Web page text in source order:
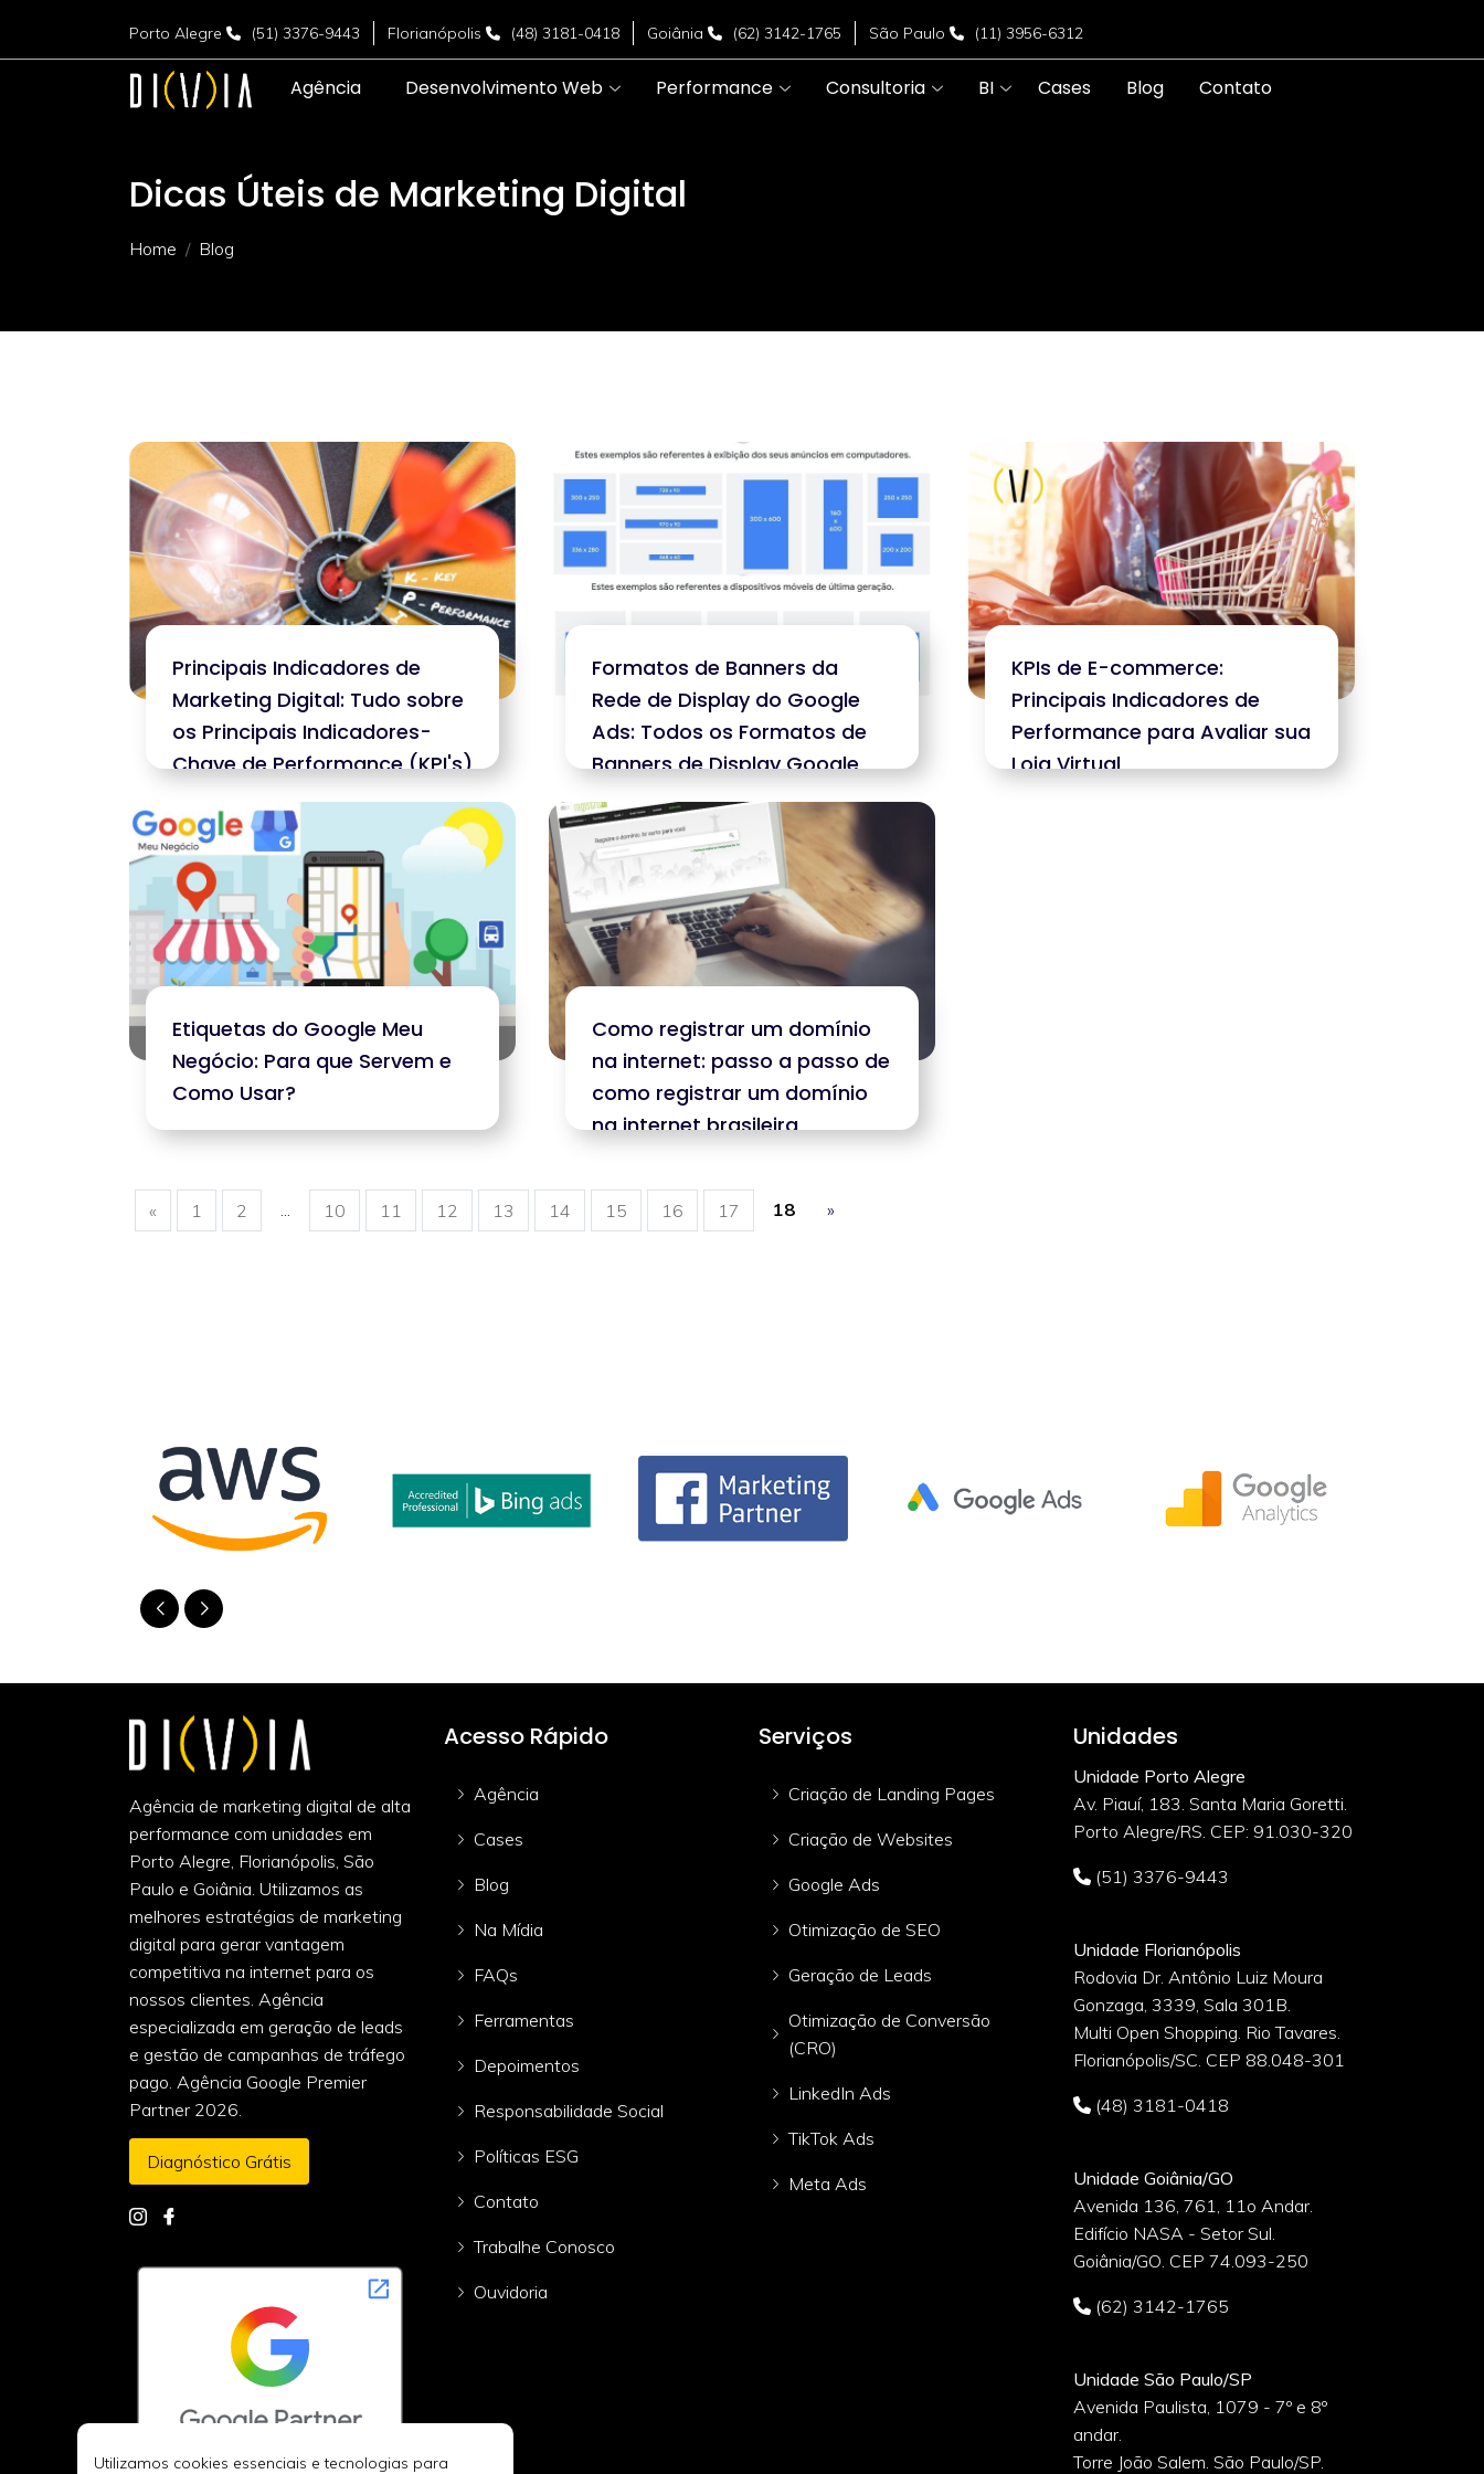
Porto Alegre (51) 3376-9443 Florianópolis (48) 3181-0418 Goiânia (62) 3142-1765 São Paulo (11) 3956-6312
Agência Desenvolvimento Web Performance Consultoria BI Cases Blog Contato
Dicas Úteis de Marketing Digital
Home Blog
Principais Indicadores de
Marketing Digital: Tudo sobre
os Principais Indicadores-
Chave de Performance (KPI's)
de Marketing Digital
Formatos de Banners da
Rede de Display do Google
Ads: Todos os Formatos de
Banners de Display Google
Ads
KPIs de E-commerce:
Principais Indicadores de
Performance para Avaliar sua
Loja Virtual
Etiquetas do Google Meu
Negócio: Para que Servem e
Como Usar?
Como registrar um domínio
na internet: passo a passo de
como registrar um domínio
na internet brasileira
« 1 2 10 11 12 13 14 15 16 17 18 »
Agência de marketing digital de alta
performance com unidades em
Porto Alegre, Florianópolis, São
Paulo e Goiânia. Utilizamos as
melhores estratégias de marketing
digital para gerar vantagem
competitiva na internet para os
nossos clientes. Agência
especializada em geração de leads
e gestão de campanhas de tráfego
pago. Agência Google Premier
Partner 2026.
Diagnóstico Grátis
Acesso Rápido
Agência
Cases
Blog
Na Mídia
FAQs
Ferramentas
Depoimentos
Responsabilidade Social
Políticas ESG
Contato
Trabalhe Conosco
Ouvidoria
Serviços
Criação de Landing Pages
Criação de Websites
Google Ads
Otimização de SEO
Geração de Leads
Otimização de Conversão
(CRO)
LinkedIn Ads
TikTok Ads
Meta Ads
Unidades
Unidade Porto Alegre
Av. Piauí, 183. Santa Maria Goretti.
Porto Alegre/RS. CEP: 91.030-320
(51) 3376-9443
Unidade Florianópolis
Rodovia Dr. Antônio Luiz Moura
Gonzaga, 3339, Sala 301B.
Multi Open Shopping. Rio Tavares.
Florianópolis/SC. CEP 88.048-301
(48) 3181-0418
Unidade Goiânia/GO
Avenida 136, 761, 11o Andar.
Edifício NASA - Setor Sul.
Goiânia/GO. CEP 74.093-250
(62) 3142-1765
Unidade São Paulo/SP
Avenida Paulista, 1079 - 7º e 8º
andar.
Torre João Salem. São Paulo/SP.
Utilizamos cookies essenciais e tecnologias para